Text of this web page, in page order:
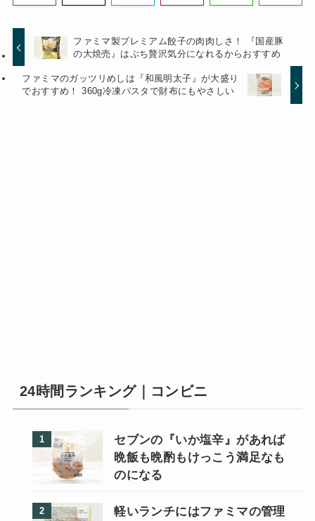
ファミマ製プレミアム餃子の肉肉しさ！ 『国産豚
の大焼売』はぷち贅沢気分になれるからおすすめ
ファミマのガッツリめしは『和風明太子』が大盛り
でおすすめ！ 360g冷凍パスタで財布にもやさしい
24時間ランキング｜コンビニ
セブンの『いか塩辛』があれば
晩飯も晩酌もけっこう満足なも
のになる
軽いランチにはファミマの管理